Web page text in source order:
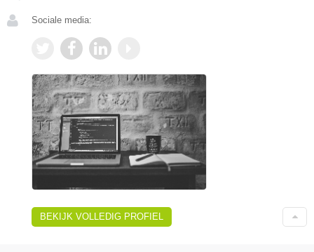
Sociale media:
BEKIJK VOLLEDIG PROFIEL